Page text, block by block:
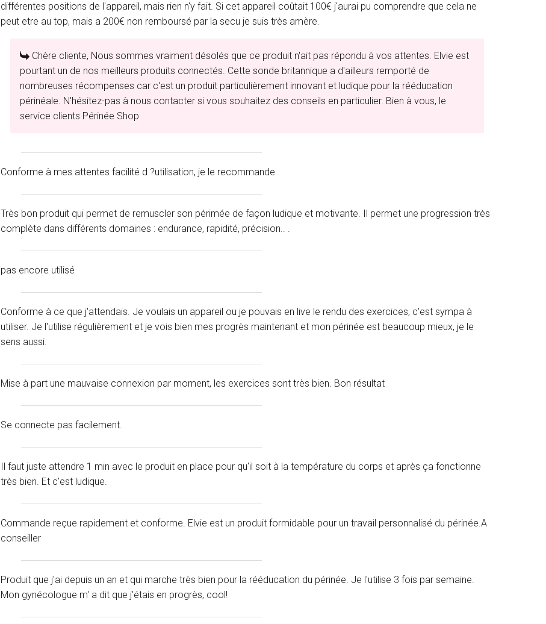
différentes positions de l'appareil, mais rien n'y fait. Si cet appareil coûtait 100€ j'aurai pu comprendre que cela ne
peut etre au top, mais a 200€ non remboursé par la secu je suis très amère.
Chère cliente, Nous sommes vraiment désolés que ce produit n'ait pas répondu à vos attentes. Elvie est
pourtant un de nos meilleurs produits connectés. Cette sonde britannique a d'ailleurs remporté de
nombreuses récompenses car c'est un produit particulièrement innovant et ludique pour la rééducation
périnéale. N'hésitez-pas à nous contacter si vous souhaitez des conseils en particulier. Bien à vous, le
service clients Périnée Shop
Conforme à mes attentes facilité d ?utilisation, je le recommande
Très bon produit qui permet de remuscler son périmée de façon ludique et motivante. Il permet une progression très
complète dans différents domaines : endurance, rapidité, précision.. .
pas encore utilisé
Conforme à ce que j'attendais. Je voulais un appareil ou je pouvais en live le rendu des exercices, c'est sympa à
utiliser. Je l'utilise régulièrement et je vois bien mes progrès maintenant et mon périnée est beaucoup mieux, je le
sens aussi.
Mise à part une mauvaise connexion par moment, les exercices sont très bien. Bon résultat
Se connecte pas facilement.
Il faut juste attendre 1 min avec le produit en place pour qu'il soit à la température du corps et après ça fonctionne
très bien. Et c'est ludique.
Commande reçue rapidement et conforme. Elvie est un produit formidable pour un travail personnalisé du périnée.A
conseiller
Produit que j'ai depuis un an et qui marche très bien pour la rééducation du périnée. Je l'utilise 3 fois par semaine.
Mon gynécologue m' a dit que j'étais en progrès, cool!